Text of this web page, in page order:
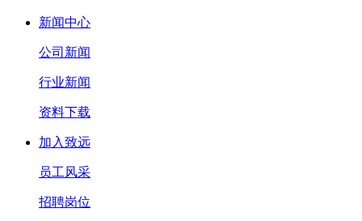
新闻中心
公司新闻
行业新闻
资料下载
加入致远
员工风采
招聘岗位